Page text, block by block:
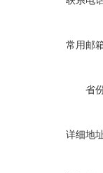
常用邮
省
详细地